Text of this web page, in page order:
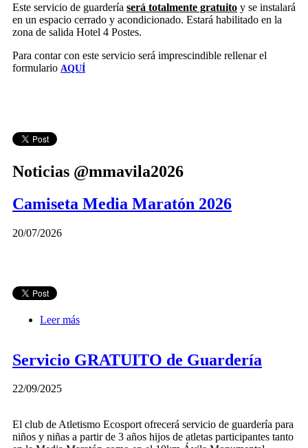
Este servicio de guardería será totalmente gratuito y se instalará
en un espacio cerrado y acondicionado. Estará habilitado en la
zona de salida Hotel 4 Postes.
Para contar con este servicio será imprescindible rellenar el
formulario AQUÍ
Noticias @mmavila2026
Camiseta Media Maratón 2026
20/07/2026
Leer más
Servicio GRATUITO de Guardería
22/09/2025
El club de Atletismo Ecosport ofrecerá servicio de guardería para
niños y niñas a partir de 3 años hijos de atletas participantes tanto